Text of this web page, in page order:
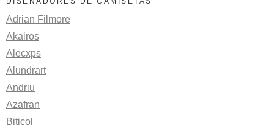
Adrian Filmore
Akairos
Alecxps
Alundrart
Andriu
Azafran
Biticol